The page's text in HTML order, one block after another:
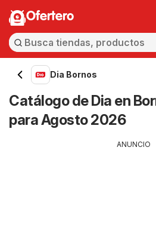
Ofertero
Dia Bornos
Catálogo de Dia en
para Agosto 2026
ANUNCIO